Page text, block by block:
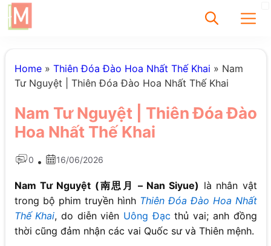
Home» Thiên Đóa Đào Hoa Nhất Thế Khai » Nam
Tư Nguyệt | Thiên Đóa Đào Hoa Nhất Thế Khai
Nam Tư Nguyệt | Thiên Đóa Đào
Hoa Nhất Thế Khai
0 • 16/06/2026
Nam Tư Nguyệt (南思月 – Nan Siyue) là nhân vật
trong bộ phim truyền hình Thiên Đóa Đào Hoa Nhất
Thế Khai, do diễn viên Uông Đạc thủ vai; anh đồng
thời cũng đảm nhận các vai Quốc sư và Thiên mệnh.